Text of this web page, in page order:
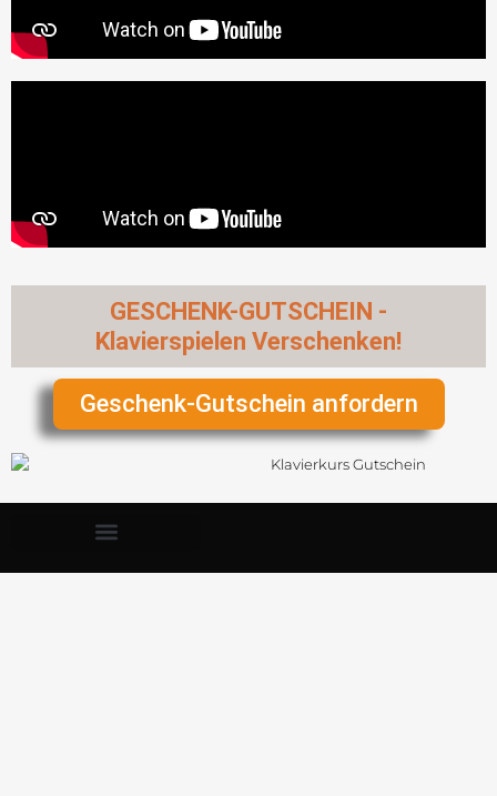
GESCHENK-GUTSCHEIN -
Klavierspielen Verschenken!
Geschenk-Gutschein anfordern